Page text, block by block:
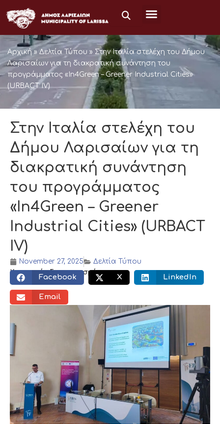
to
content
Αρχική » Δελτία Τύπου » Στην Ιταλία στελέχη του Δήμου
Λαρισαίων για τη διακρατική συνάντηση του
προγράμματος «In4Green – Greener Industrial Cities»
(URBACT IV)
Στην Ιταλία στελέχη του
Δήμου Λαρισαίων για τη
διακρατική συνάντηση
του προγράμματος
«In4Green – Greener
Industrial Cities» (URBACT
IV)
November 27, 2025
Δελτία Τύπου
Κοινωνικός διαμοιρασμός:
Facebook X LinkedIn
Email